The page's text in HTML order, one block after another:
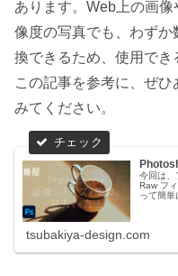
あります。Web上の画
像度の写真でも、わず
換できるため、使用でき
この記事を参考に、ぜ
みてください。
今回は、
Raw フ
って簡単
tsubakiya-design.com